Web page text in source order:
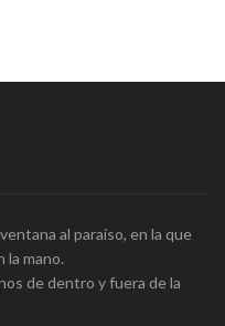
al paraíso, en la que
mano.
de dentro y fuera de la